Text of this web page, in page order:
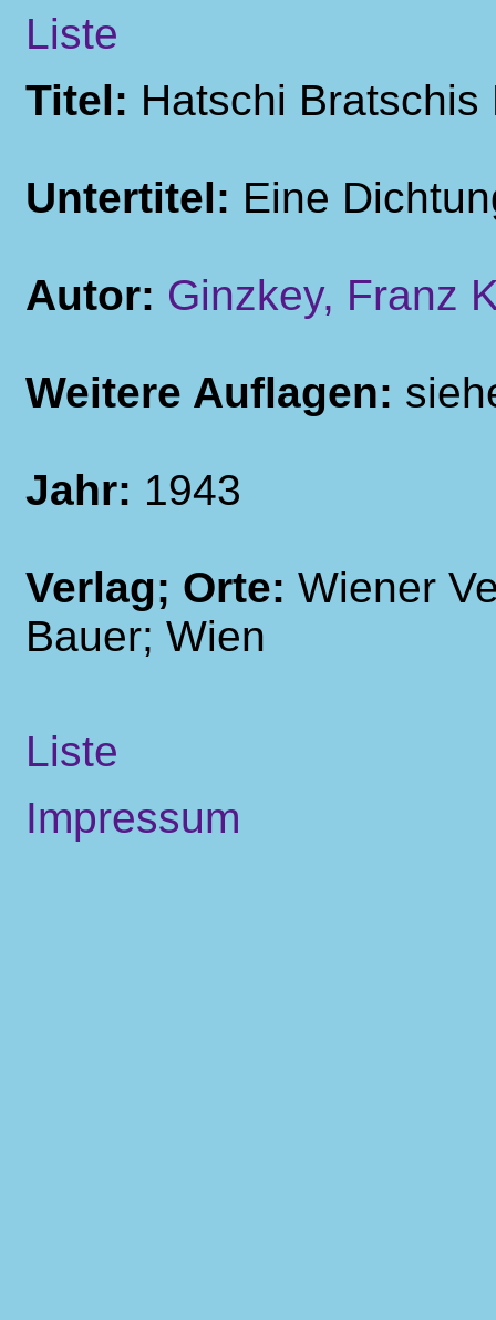
Liste
Titel: Hatschi Bratschis
Untertitel: Eine
Autor: Ginzkey, Franz
Weitere Auflagen:
Jahr: 1943
Verlag; Orte: Wiener
Bauer; Wien
Liste
Impressum